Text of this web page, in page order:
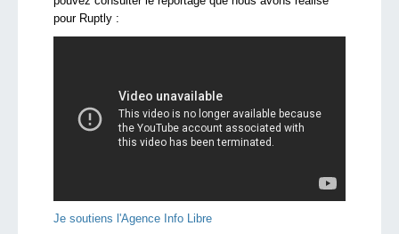
pour Ruptly :
Je soutiens l'Agence Info Libre